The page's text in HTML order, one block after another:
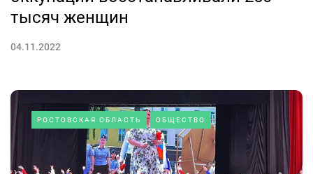
тысяч женщин
04.11.2022
РОСТОВСКАЯ ОБЛАСТЬ ОБЩЕСТВО